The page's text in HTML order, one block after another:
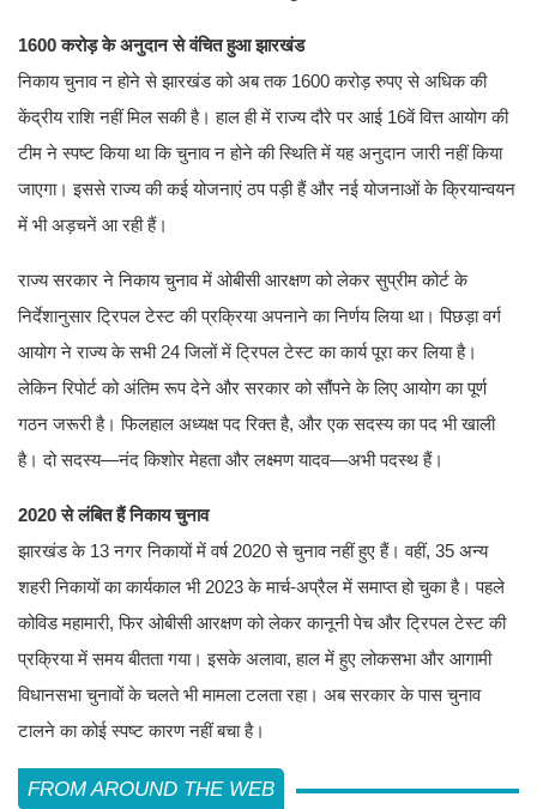
1600 करोड़ के अनुदान से वंचित हुआ झारखंड
निकाय चुनाव न होने से झारखंड को अब तक 1600 करोड़ रुपए से अधिक की
केंद्रीय राशि नहीं मिल सकी है। हाल ही में राज्य दौरे पर आई 16वें वित्त आयोग की
टीम ने स्पष्ट किया था कि चुनाव न होने की स्थिति में यह अनुदान जारी नहीं किया
जाएगा। इससे राज्य की कई योजनाएं ठप पड़ी हैं और नई योजनाओं के क्रियान्वयन
में भी अड़चनें आ रही हैं।
राज्य सरकार ने निकाय चुनाव में ओबीसी आरक्षण को लेकर सुप्रीम कोर्ट के
निर्देशानुसार ट्रिपल टेस्ट की प्रक्रिया अपनाने का निर्णय लिया था। पिछड़ा वर्ग
आयोग ने राज्य के सभी 24 जिलों में ट्रिपल टेस्ट का कार्य पूरा कर लिया है।
लेकिन रिपोर्ट को अंतिम रूप देने और सरकार को सौंपने के लिए आयोग का पूर्ण
गठन जरूरी है। फिलहाल अध्यक्ष पद रिक्त है, और एक सदस्य का पद भी खाली
है। दो सदस्य—नंद किशोर मेहता और लक्ष्मण यादव—अभी पदस्थ हैं।
2020 से लंबित हैं निकाय चुनाव
झारखंड के 13 नगर निकायों में वर्ष 2020 से चुनाव नहीं हुए हैं। वहीं, 35 अन्य
शहरी निकायों का कार्यकाल भी 2023 के मार्च-अप्रैल में समाप्त हो चुका है। पहले
कोविड महामारी, फिर ओबीसी आरक्षण को लेकर कानूनी पेच और ट्रिपल टेस्ट की
प्रक्रिया में समय बीतता गया। इसके अलावा, हाल में हुए लोकसभा और आगामी
विधानसभा चुनावों के चलते भी मामला टलता रहा। अब सरकार के पास चुनाव
टालने का कोई स्पष्ट कारण नहीं बचा है।
FROM AROUND THE WEB